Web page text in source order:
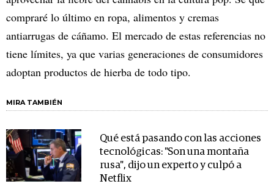
compraré lo último en ropa, alimentos y cremas
antiarrugas de cáñamo. El mercado de estas referencias no
tiene límites, ya que varias generaciones de consumidores
adoptan productos de hierba de todo tipo.
MIRA TAMBIÉN
Qué está pasando con las acciones
tecnológicas: "Son una montaña
rusa", dijo un experto y culpó a
Netflix